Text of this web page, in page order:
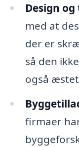
Design
med at
der er
så den
også
firmaer